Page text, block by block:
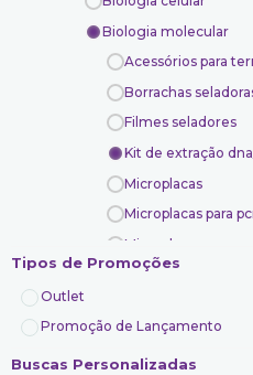
Biologia molecular
Acessórios para
Borrachas
Filmes seladores
Kit de extração
Microplacas
Microplacas para
Microplacas para
Microtubos de
Reagentes para
Tubos criogênicos
Tipos de Promoções
Outlet
Promoção de Lançamento
Buscas Personalizadas